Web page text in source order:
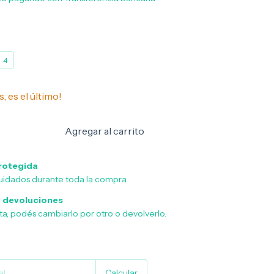
4
es el último!
durante toda la compra.
devoluciones
podés cambiarlo por otro o devolverlo.